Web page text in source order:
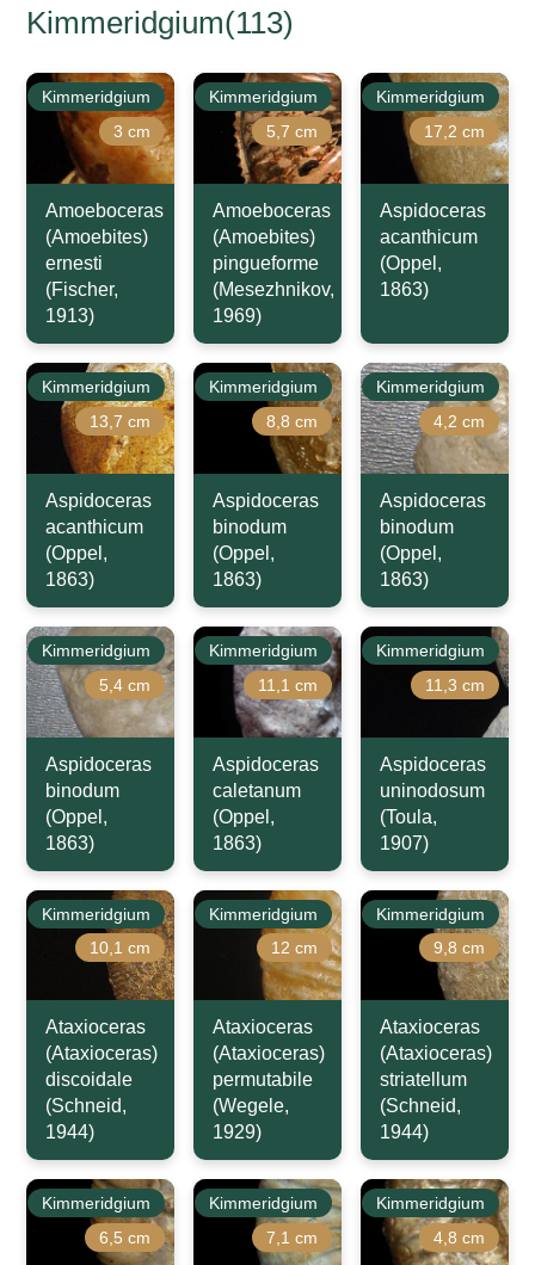
Kimmeridgium(113)
Kimmeridgium
3 cm
Amoeboceras
(Amoebites)
ernesti
(Fischer,
1913)
Kimmeridgium
5,7 cm
Amoeboceras
(Amoebites)
pingueforme
(Mesezhnikov,
1969)
Kimmeridgium
17,2 cm
Aspidoceras
acanthicum
(Oppel,
1863)
Kimmeridgium
13,7 cm
Aspidoceras
acanthicum
(Oppel,
1863)
Kimmeridgium
8,8 cm
Aspidoceras
binodum
(Oppel,
1863)
Kimmeridgium
4,2 cm
Aspidoceras
binodum
(Oppel,
1863)
Kimmeridgium
5,4 cm
Aspidoceras
binodum
(Oppel,
1863)
Kimmeridgium
11,1 cm
Aspidoceras
caletanum
(Oppel,
1863)
Kimmeridgium
11,3 cm
Aspidoceras
uninodosum
(Toula,
1907)
Kimmeridgium
10,1 cm
Ataxioceras
(Ataxioceras)
discoidale
(Schneid,
1944)
Kimmeridgium
12 cm
Ataxioceras
(Ataxioceras)
permutabile
(Wegele,
1929)
Kimmeridgium
9,8 cm
Ataxioceras
(Ataxioceras)
striatellum
(Schneid,
1944)
Kimmeridgium
6,5 cm
Kimmeridgium
7,1 cm
Kimmeridgium
4,8 cm